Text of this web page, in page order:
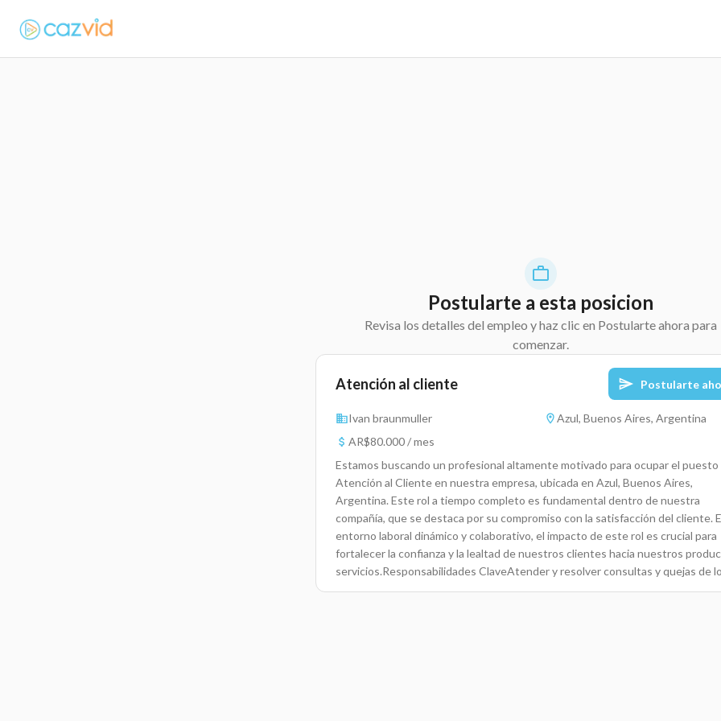
Postularte a esta posicion
Revisa los detalles del empleo y haz clic en Postularte ahora para
comenzar.
Atención al cliente Postularte
Ivan braunmuller
Azul, Buenos Aires, Argentina
AR$80.000 / mes
Estamos buscando un profesional altamente motivado para ocupar el puesto
Atención al Cliente en nuestra empresa, ubicada en Azul, Buenos Aires,
Argentina. Este rol a tiempo completo es fundamental dentro de nuestra
compañía, que se destaca por su compromiso con la satisfacción del cliente.
entorno laboral dinámico y colaborativo, el impacto de este rol es crucial para
fortalecer la confianza y la lealtad de nuestros clientes hacia nuestros
servicios.Responsabilidades ClaveAtender y resolver consultas y quejas de
clientes, garantizando una experiencia excepcional.Colaborar con el equipo